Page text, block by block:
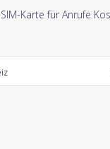
Karte für Anrufe